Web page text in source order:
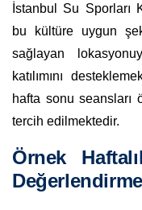
İstanbul Su Sporları
bu kültüre uygun
sağlayan
katılımını
hafta sonu seansları
tercih edilmektedir.
Örnek
Değerlendirme